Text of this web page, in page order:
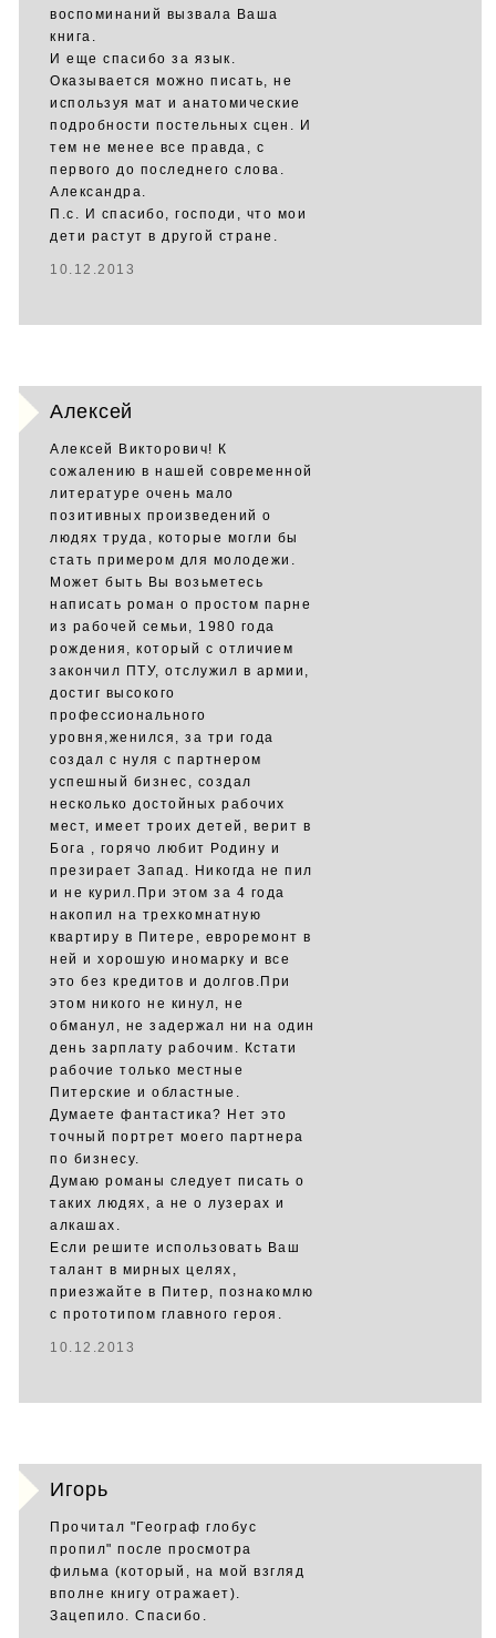
воспоминаний вызвала Ваша
книга.
И еще спасибо за язык.
Оказывается можно писать, не
используя мат и анатомические
подробности постельных сцен. И
тем не менее все правда, с
первого до последнего слова.
Александра.
П.с. И спасибо, господи, что мои
дети растут в другой стране.
10.12.2013
Алексей
Алексей Викторович! К
сожалению в нашей современной
литературе очень мало
позитивных произведений о
людях труда, которые могли бы
стать примером для молодежи.
Может быть Вы возьметесь
написать роман о простом парне
из рабочей семьи, 1980 года
рождения, который с отличием
закончил ПТУ, отслужил в армии,
достиг высокого
профессионального
уровня,женился, за три года
создал с нуля с партнером
успешный бизнес, создал
несколько достойных рабочих
мест, имеет троих детей, верит в
Бога , горячо любит Родину и
презирает Запад. Никогда не пил
и не курил.При этом за 4 года
накопил на трехкомнатную
квартиру в Питере, евроремонт в
ней и хорошую иномарку и все
это без кредитов и долгов.При
этом никого не кинул, не
обманул, не задержал ни на один
день зарплату рабочим. Кстати
рабочие только местные
Питерские и областные.
Думаете фантастика? Нет это
точный портрет моего партнера
по бизнесу.
Думаю романы следует писать о
таких людях, а не о лузерах и
алкашах.
Если решите использовать Ваш
талант в мирных целях,
приезжайте в Питер, познакомлю
с прототипом главного героя.
10.12.2013
Игорь
Прочитал "Географ глобус
пропил" после просмотра
фильма (который, на мой взгляд
вполне книгу отражает).
Зацепило. Спасибо.